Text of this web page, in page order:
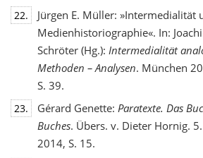
22.
Jürgen E. Müller: »Intermedialität
Medienhistoriographie«. In:
Schröter (Hg.): Intermedialität
Methoden – Analysen. München
S. 39.
23. Gérard Genette: Paratexte. Das
Buches. Übers. v. Dieter Hornig.
2014, S. 15.